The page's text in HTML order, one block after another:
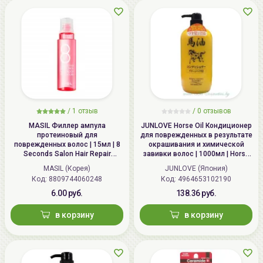
/ 1 отзыв
MASIL Филлер ампула
протеиновый для
поврежденных волос | 15мл | 8
Seconds Salon Hair Repair
Ampoule
MASIL (Корея)
Код: 8809744060248
6.00 руб.
в корзину
/ 0 отзывов
JUNLOVE Horse Oil Кондиционер
для поврежденных в результате
окрашивания и химической
завивки волос | 1000мл | Horse
Oil Conditioner
JUNLOVE (Япония)
Код: 4964653102190
138.36 руб.
в корзину